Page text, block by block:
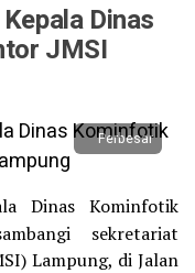
Dinas
JMSI
Perbesar
Dinas Kominfotik
sekretariat
Lampung, di Jalan